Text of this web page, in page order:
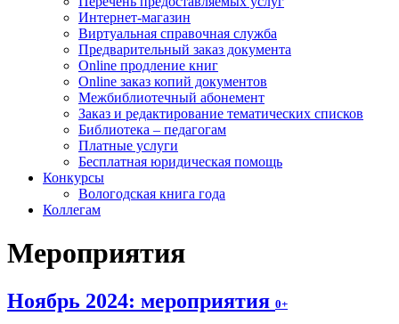
Интернет-магазин
Виртуальная справочная служба
Предварительный заказ документа
Online продление книг
Online заказ копий документов
Межбиблиотечный абонемент
Заказ и редактирование тематических списков
Библиотека – педагогам
Платные услуги
Бесплатная юридическая помощь
Конкурсы
Вологодская книга года
Коллегам
Мероприятия
Ноябрь 2024: мероприятия 0+